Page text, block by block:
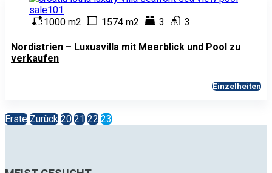
1000 m2 1574 m2 3 3
Nordistrien – Luxusvilla mit Meerblick und Pool zu
verkaufen
Einzelheiten
Erste Zurück 20 21 22 23